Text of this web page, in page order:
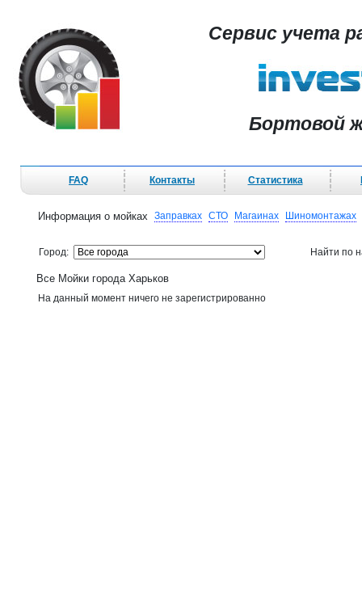
Сервис учета
Бортовой
FAQ Контакты Статистика
Информация о мойках Заправках СТО Магаинах Шиномонтажах
Город: Найти по
Все Мойки города Харьков
На данный момент ничего не зарегистрированно